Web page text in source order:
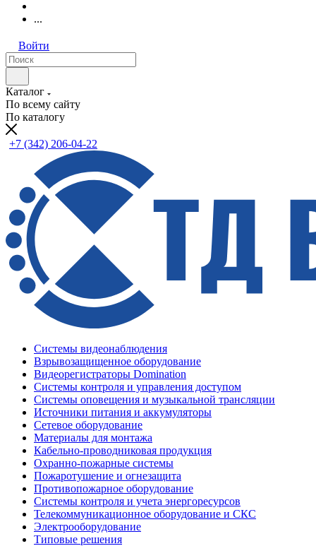
...
Войти
Каталог
По всему сайту
По каталогу
+7 (342) 206-04-22
Системы видеонаблюдения
Взрывозащищенное оборудование
Видеорегистраторы Domination
Системы контроля и управления доступом
Системы оповещения и музыкальной трансляции
Источники питания и аккумуляторы
Сетевое оборудование
Материалы для монтажа
Кабельно-проводниковая продукция
Охранно-пожарные системы
Пожаротушение и огнезащита
Противопожарное оборудование
Системы контроля и учета энергоресурсов
Телекоммуникационное оборудование и СКС
Электрооборудование
Типовые решения